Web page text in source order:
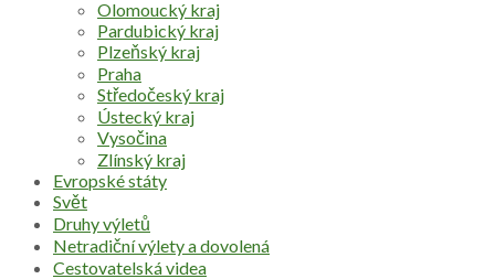
Olomoucký kraj
Pardubický kraj
Plzeňský kraj
Praha
Středočeský kraj
Ústecký kraj
Vysočina
Zlínský kraj
Evropské státy
Svět
Druhy výletů
Netradiční výlety a dovolená
Cestovatelská videa